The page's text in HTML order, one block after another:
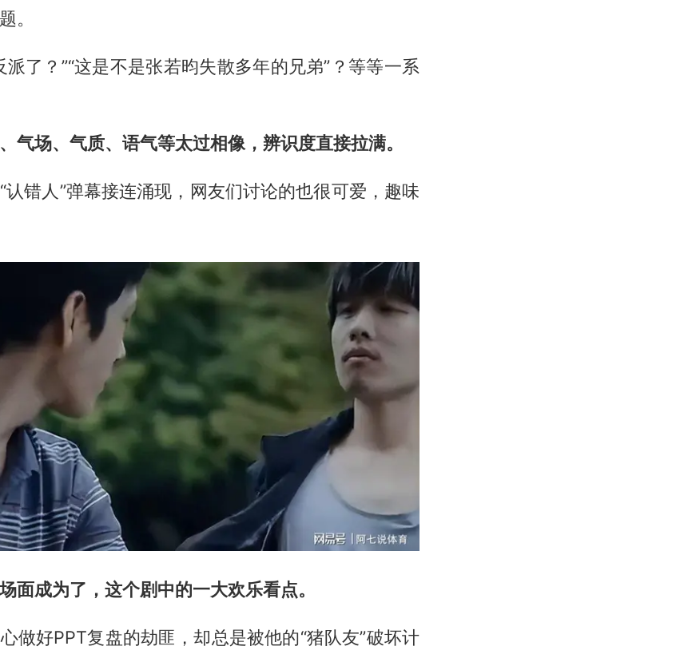
。
派了？”“这是不是张若昀失散多年的兄弟”？等等一系
气场、气质、语气等太过相像，辨识度直接拉满。
认错人”弹幕接连涌现，网友们讨论的也很可爱，趣味
面成为了，这个剧中的一大欢乐看点。
做好PPT复盘的劫匪，却总是被他的“猪队友”破坏计